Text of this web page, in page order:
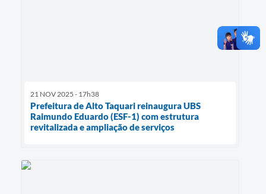
21 NOV 2025 - 17h38
Prefeitura de Alto Taquari reinaugura UBS
Raimundo Eduardo (ESF-1) com estrutura
revitalizada e ampliação de serviços